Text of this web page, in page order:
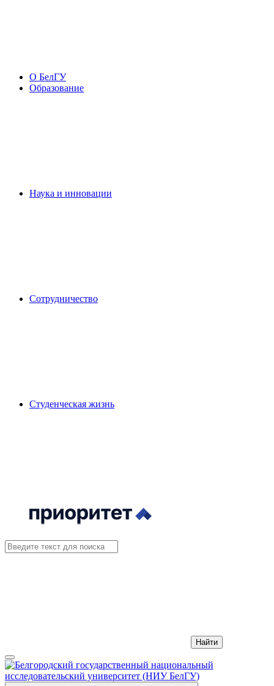
О БелГУ
Образование
Наука и инновации
Сотрудничество
Студенческая жизнь
Найти